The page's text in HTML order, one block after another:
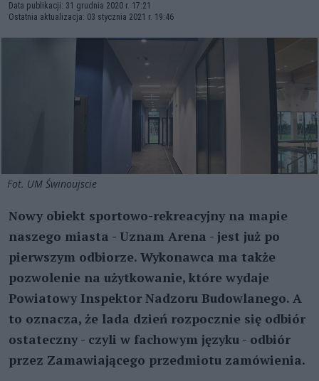
Data publikacji: 31 grudnia 2020 r. 17:21
Ostatnia aktualizacja: 03 stycznia 2021 r. 19:46
Fot. UM Świnoujscie
Nowy obiekt sportowo-rekreacyjny na mapie
naszego miasta - Uznam Arena - jest już po
pierwszym odbiorze. Wykonawca ma także
pozwolenie na użytkowanie, które wydaje
Powiatowy Inspektor Nadzoru Budowlanego. A
to oznacza, że lada dzień rozpocznie się odbiór
ostateczny - czyli w fachowym języku - odbiór
przez Zamawiającego przedmiotu zamówienia.